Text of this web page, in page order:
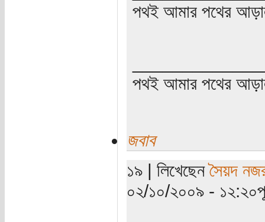
পথই আমার পথের
পথই আমার পথের
জবাব
১৯ | লিখেছেনসৈয়দ
০২/১০/২০০৯ -